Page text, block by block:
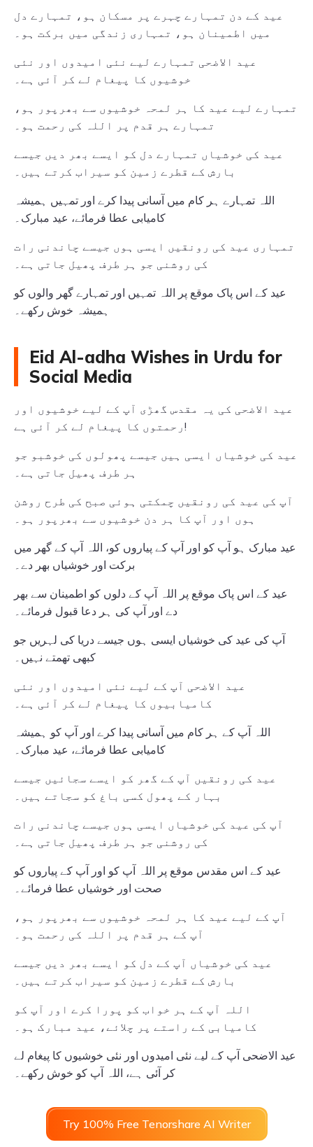
عید کے دن تمہارے چہرے پر مسکان ہو، تمہارے دل
میں اطمینان ہو، تمہاری زندگی میں برکت ہو۔
عید الاضحی تمہارے لیے نئی امیدوں اور نئی
خوشیوں کا پیغام لے کر آئی ہے۔
تمہارے لیے عید کا ہر لمحہ خوشیوں سے بھرپور ہو،
تمہارے ہر قدم پر اللہ کی رحمت ہو۔
عید کی خوشیاں تمہارے دل کو ایسے بھر دیں جیسے
بارش کے قطرے زمین کو سیراب کرتے ہیں۔
اللہ تمہارے ہر کام میں آسانی پیدا کرے اور تمہیں ہمیشہ
کامیابی عطا فرمائے، عید مبارک۔
تمہاری عید کی رونقیں ایسی ہوں جیسے چاندنی رات
کی روشنی جو ہر طرف پھیل جاتی ہے۔
عید کے اس پاک موقع پر اللہ تمہیں اور تمہارے گھر والوں کو
ہمیشہ خوش رکھے۔
Eid Al-adha Wishes in Urdu for
Social Media
عید الاضحی کی یہ مقدس گھڑی آپ کے لیے خوشیوں اور
رحمتوں کا پیغام لے کر آئی ہے!
عید کی خوشیاں ایسی ہیں جیسے پھولوں کی خوشبو جو
ہر طرف پھیل جاتی ہے۔
آپ کی عید کی رونقیں چمکتی ہوئی صبح کی طرح روشن
ہوں اور آپ کا ہر دن خوشیوں سے بھرپور ہو۔
عید مبارک ہو آپ کو اور آپ کے پیاروں کو، اللہ آپ کے گھر میں
برکت اور خوشیاں بھر دے۔
عید کے اس پاک موقع پر اللہ آپ کے دلوں کو اطمینان سے بھر
دے اور آپ کی ہر دعا قبول فرمائے۔
آپ کی عید کی خوشیاں ایسی ہوں جیسے دریا کی لہریں جو
کبھی تھمتے نہیں۔
عید الاضحی آپ کے لیے نئی امیدوں اور نئی
کامیابیوں کا پیغام لے کر آئی ہے۔
اللہ آپ کے ہر کام میں آسانی پیدا کرے اور آپ کو ہمیشہ
کامیابی عطا فرمائے، عید مبارک۔
عید کی رونقیں آپ کے گھر کو ایسے سجائیں جیسے
بہار کے پھول کسی باغ کو سجاتے ہیں۔
آپ کی عید کی خوشیاں ایسی ہوں جیسے چاندنی رات
کی روشنی جو ہر طرف پھیل جاتی ہے۔
عید کے اس مقدس موقع پر اللہ آپ کو اور آپ کے پیاروں کو
صحت اور خوشیاں عطا فرمائے۔
آپ کے لیے عید کا ہر لمحہ خوشیوں سے بھرپور ہو،
آپ کے ہر قدم پر اللہ کی رحمت ہو۔
عید کی خوشیاں آپ کے دل کو ایسے بھر دیں جیسے
بارش کے قطرے زمین کو سیراب کرتے ہیں۔
اللہ آپ کے ہر خواب کو پورا کرے اور آپ کو
کامیابی کے راستے پر چلائے، عید مبارک ہو۔
عید الاضحی آپ کے لیے نئی امیدوں اور نئی خوشیوں کا پیغام لے
کر آئی ہے، اللہ آپ کو خوش رکھے۔
Try 100% Free Tenorshare AI Writer